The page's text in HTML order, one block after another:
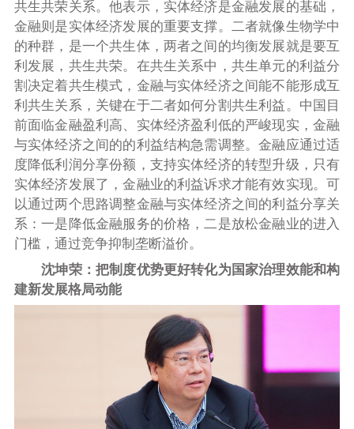
共生共荣关系。他表示，实体经济是金融发展的基础，
金融则是实体经济发展的重要支撑。二者就像生物学中
的种群，是一个共生体，两者之间的均衡发展就是要互
利发展，共生共荣。在共生关系中，共生单元的利益分
割决定着共生模式，金融与实体经济之间能不能形成互
利共生关系，关键在于二者如何分割共生利益。中国目
前面临金融盈利高、实体经济盈利低的严峻现实，金融
与实体经济之间的的利益结构急需调整。金融应通过适
度降低利润分享份额，支持实体经济的转型升级，只有
实体经济发展了，金融业的利益诉求才能有效实现。可
以通过两个思路调整金融与实体经济之间的利益分享关
系：一是降低金融服务的价格，二是放松金融业的进入
门槛，通过竞争抑制垄断溢价。
沈坤荣：把制度优势更好转化为国家治理效能和构
建新发展格局动能